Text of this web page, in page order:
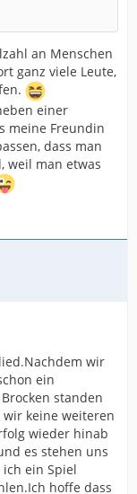
an Menschen
ganz viele Leute,
einer
meine Freundin
dass man
weil man etwas
wir
ein
standen
keine weiteren
wieder hinab
es stehen uns
ein Spiel
hoffe dass